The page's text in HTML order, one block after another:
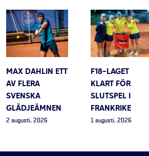
MAX DAHLIN ETT
AV FLERA
SVENSKA
GLÄDJEÄMNEN
2 augusti, 2026
F18-LAGET
KLART FÖR
SLUTSPEL I
FRANKRIKE
1 augusti, 2026